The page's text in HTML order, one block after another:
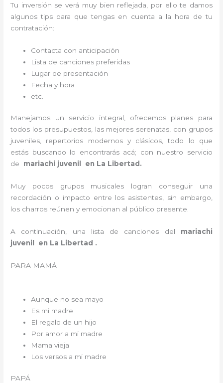
Tu inversión se verá muy bien reflejada, por ello te damos
algunos tips para que tengas en cuenta a la hora de tu
contratación:
Contacta con anticipación
Lista de canciones preferidas
Lugar de presentación
Fecha y hora
etc.
Manejamos un servicio integral, ofrecemos planes para
todos los presupuestos, las mejores serenatas, con grupos
juveniles, repertorios modernos y clásicos, todo lo que
estás buscando lo encontrarás acá; con nuestro servicio
de mariachi juvenil en La Libertad.
Muy pocos grupos musicales logran conseguir una
recordación o impacto entre los asistentes, sin embargo,
los charros reúnen y emocionan al público presente.
A continuación, una lista de canciones del mariachi
juvenil en La Libertad .
PARA MAMÁ
Aunque no sea mayo
Es mi madre
El regalo de un hijo
Por amor a mi madre
Mama vieja
Los versos a mi madre
PAPÁ